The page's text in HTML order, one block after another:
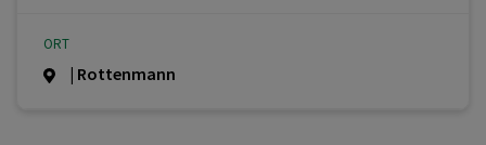
ORT
| Rottenmann